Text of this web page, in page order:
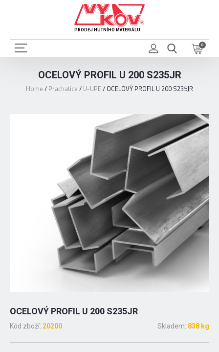
PRODEJ HUTNÍHO MATERIÁLU
0
OCELOVÝ PROFIL U 200 S235JR
Home / Prachatice / U-UPE/ OCELOVÝ PROFIL U 200 S235JR
OCELOVÝ PROFIL U 200 S235JR
Kód zboží: 20200 Skladem: 838 kg